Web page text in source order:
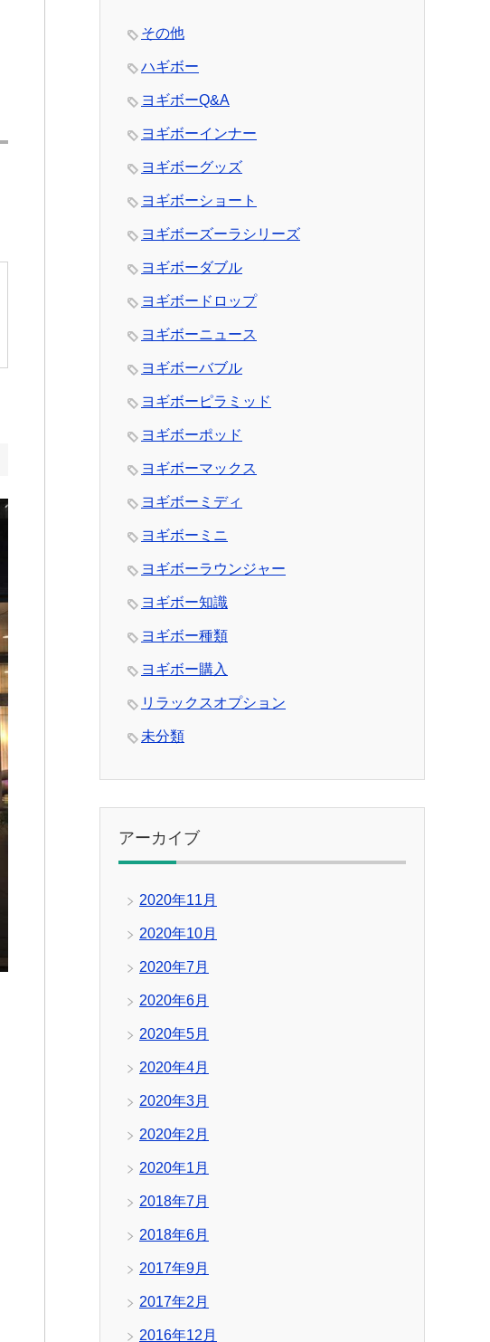
その他
ハギボー
ヨギボーQ&A
ヨギボーインナー
ヨギボーグッズ
ヨギボーショート
ヨギボーズーラシリーズ
ヨギボーダブル
ヨギボードロップ
ヨギボーニュース
ヨギボーバブル
ヨギボーピラミッド
ヨギボーポッド
ヨギボーマックス
ヨギボーミディ
ヨギボーミニ
ヨギボーラウンジャー
ヨギボー知識
ヨギボー種類
ヨギボー購入
リラックスオプション
未分類
アーカイブ
2020年11月
2020年10月
2020年7月
2020年6月
2020年5月
2020年4月
2020年3月
2020年2月
2020年1月
2018年7月
2018年6月
2017年9月
2017年2月
2016年12月